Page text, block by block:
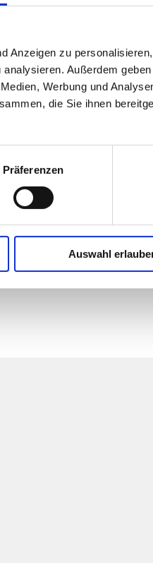
Anzeigen zu
Außerdem
Werbung und
die Sie ihnen
Präferenzen
Auswahl
Hafen Bermudadreieck
sind
Der Platz verfügt
sowie die Möglichkeit
Verleih von
und Getränken.
(in der Hauptsaison
Sie ebenfalls de
gebackenen Brötchen
und